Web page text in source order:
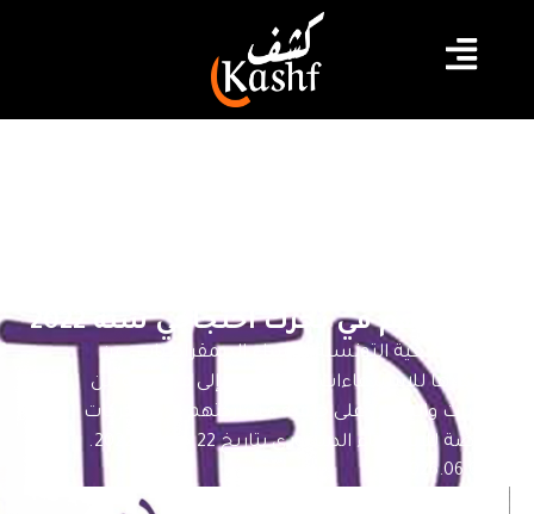
مشاركتهم في تحرك احتجاجي سنة 2022
عبرت الجمعية التونسية للنساء الديمقراطيات، عن
استنكارها للاستدعاءات التي وُجّهت إلى مجموعة من
الشابات والشبان على خلفية مشاركتهم في التحركات
الرافضة للاستفتاء الدستوري بتاريخ 22 جويلية 2022.
2026.06.03